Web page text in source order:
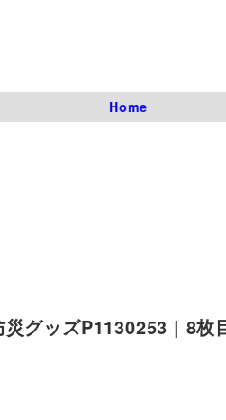
Home
グッズP1130253 | 8枚